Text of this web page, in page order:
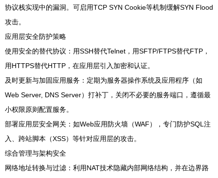
协议栈实现中的漏洞。可启用TCP SYN Cookie等机制缓解SYN Flood
攻击。
应用层安全防护策略
使用安全的替代协议：用SSH替代Telnet，用SFTP/FTPS替代FTP，
用HTTPS替代HTTP，在应用层引入加密和认证。
及时更新与加固应用服务：定期为服务器操作系统及应用程序（如
Web Server, DNS Server）打补丁，关闭不必要的服务端口，遵循最
小权限原则配置服务。
部署应用层安全网关：如Web应用防火墙（WAF），专门防护SQL注
入、跨站脚本（XSS）等针对应用层的攻击。
综合管理与架构安全
网络地址转换与过滤：利用NAT技术隐藏内部网络结构，并在边界路